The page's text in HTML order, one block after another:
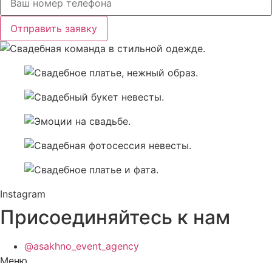
Отправить заявку
Instagram
Присоединяйтесь к нам
@asakhno_event_agency